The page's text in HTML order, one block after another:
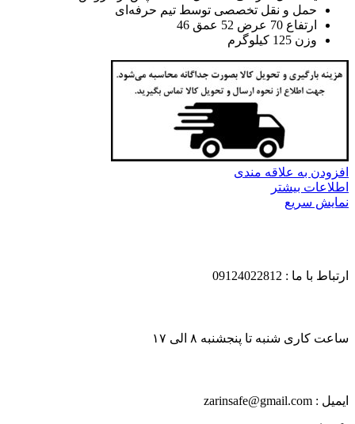
حمل و نقل تخصصی توسط تیم حرفه‌ای
ارتفاع 70 عرض 52 عمق 46
وزن 125 کیلوگرم
افزودن به علاقه مندی
اطلاعات بیشتر
نمایش سریع
ارتباط با ما : 09124022812
ساعت کاری شنبه تا پنجشنبه ۸ الی ۱۷
ایمیل : zarinsafe@gmail.com